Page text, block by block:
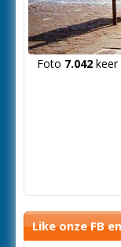
Foto 7.042keer
Like onze FB